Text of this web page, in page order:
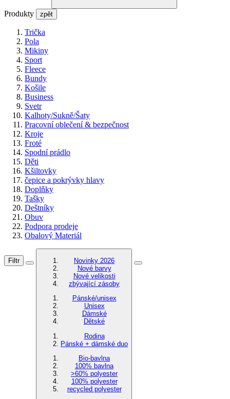
Produkty zpět
Trička
Pola
Mikiny
Sport
Fleece
Bundy
Košile
Business
Svetr
Kalhoty/Sukně/Šaty
Pracovní oblečení & bezpečnost
Kroje
Froté
Spodní prádlo
Děti
Kšiltovky
čepice a pokrývky hlavy
Doplňky
Tašky
Deštníky
Obuv
Podpora prodeje
Obalový Materiál
Filtr
Novinky 2026
Nové barvy
Nové velikosti
zbývající zásoby
Pánské/unisex
Unisex
Dámské
Dětské
Rodina
Pánské + dámské duo
Bio-bavlna
100% bavlna
>60% polyester
100% polyester
recycled polyester